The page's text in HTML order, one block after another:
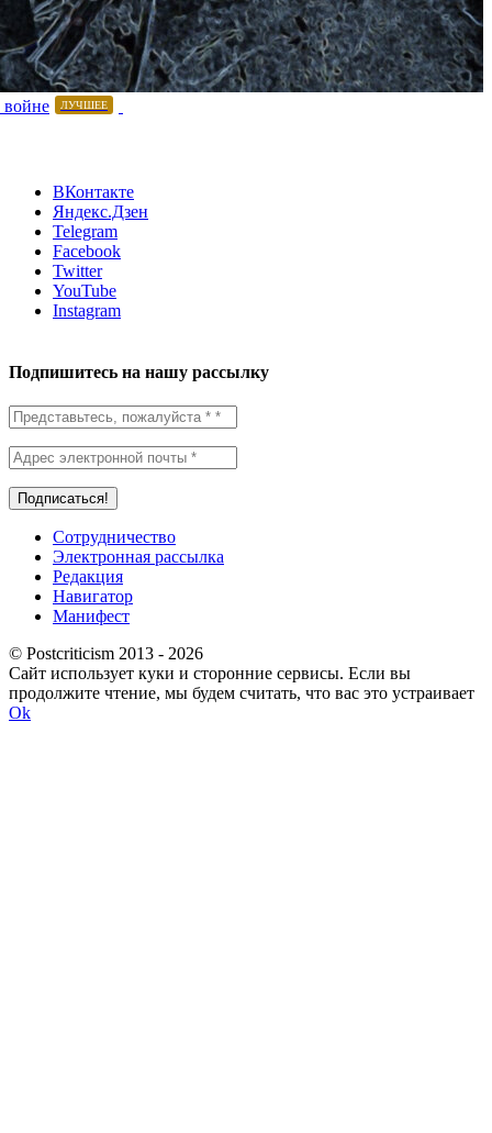
ЛУЧШЕЕ
ВКонтакте
Яндекс.Дзен
Telegram
Facebook
Twitter
YouTube
Instagram
Подпишитесь на нашу рассылку
Сотрудничество
Электронная рассылка
Редакция
Навигатор
Манифест
© Postcriticism 2013 - 2026
Сайт использует куки и сторонние сервисы. Если вы
продолжите чтение, мы будем считать, что вас это устраивает
Ok